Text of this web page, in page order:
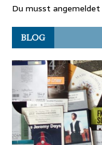
Du musst angemeldet
BLOG